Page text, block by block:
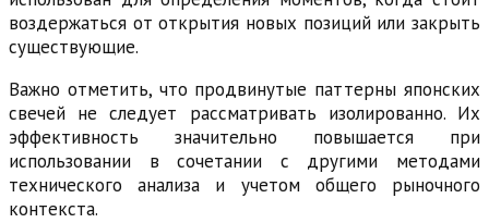
воздержаться от открытия новых позиций или закрыть
существующие.
Важно отметить, что продвинутые паттерны японских
свечей не следует рассматривать изолированно. Их
эффективность значительно повышается при
использовании в сочетании с другими методами
технического анализа и учетом общего рыночного
контекста.